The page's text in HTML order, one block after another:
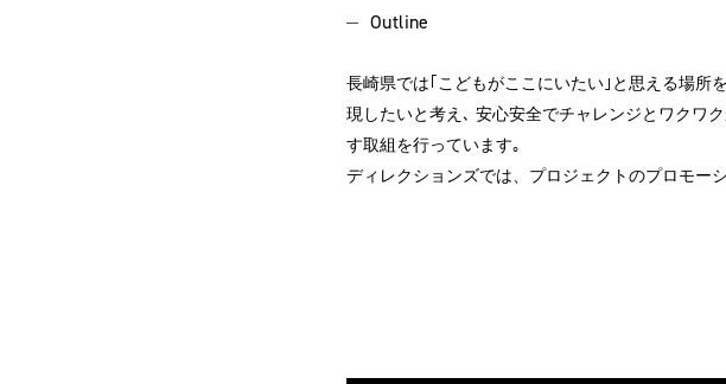
Outline
長崎県では｢こどもがここにいたい｣と思える場所
現したいと考え､ 安心安全でチャレンジとワクワ
す取組を行っています｡
ディレクションズでは、プロジェクトのプロモー